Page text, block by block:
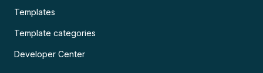
Templates
Template categories
Developer Center